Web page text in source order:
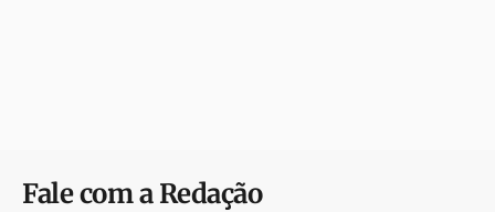
Fale com a Redação